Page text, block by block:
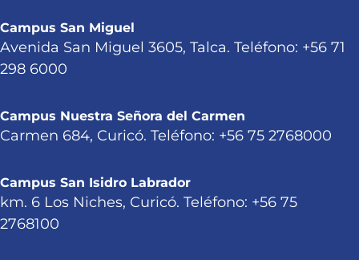
Campus San Miguel
Avenida San Miguel 3605, Talca. Teléfono: +56 71
298 6000
Campus Nuestra Señora del Carmen
Carmen 684, Curicó. Teléfono: +56 75 2768000
Campus San Isidro Labrador
km. 6 Los Niches, Curicó. Teléfono: +56 75
2768100